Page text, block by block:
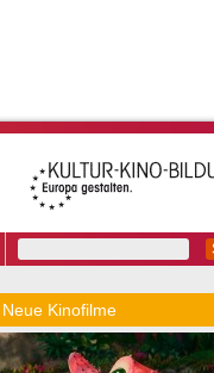
Neue Kinofilme